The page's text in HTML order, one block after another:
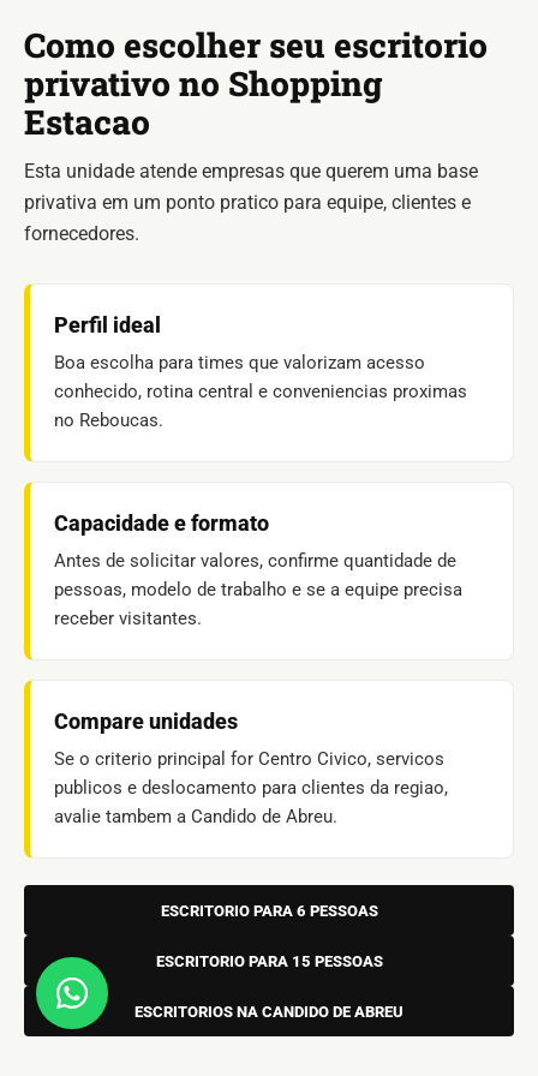
Como escolher seu escritorio
privativo no Shopping
Estacao
Esta unidade atende empresas que querem uma base
privativa em um ponto pratico para equipe, clientes e
fornecedores.
Perfil ideal
Boa escolha para times que valorizam acesso
conhecido, rotina central e conveniencias proximas
no Reboucas.
Capacidade e formato
Antes de solicitar valores, confirme quantidade de
pessoas, modelo de trabalho e se a equipe precisa
receber visitantes.
Compare unidades
Se o criterio principal for Centro Civico, servicos
publicos e deslocamento para clientes da regiao,
avalie tambem a Candido de Abreu.
ESCRITORIO PARA 6 PESSOAS
ESCRITORIO PARA 15 PESSOAS
ESCRITORIOS NA CANDIDO DE ABREU